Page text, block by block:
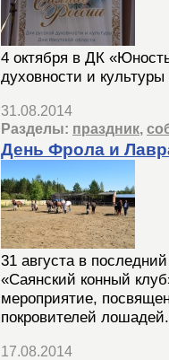
4 октября в ДК
духовности и
31.08.2014
Разделы: праздник,
День Фрола и
31 августа в
«Саянский конный
мероприятие,
покровителей лошадей.
17.08.2014